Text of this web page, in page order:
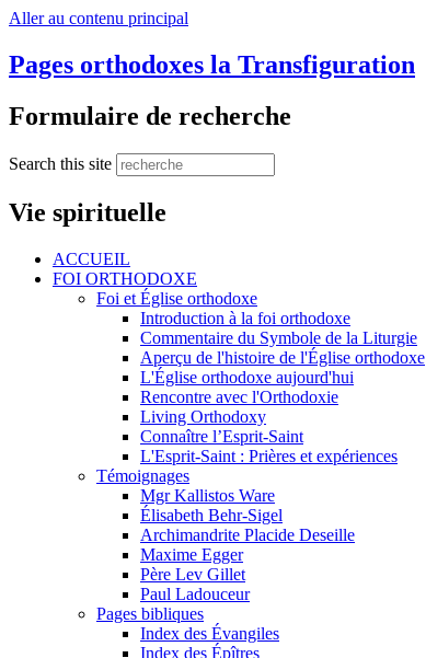
Aller au contenu principal
Pages orthodoxes la Transfiguration
Formulaire de recherche
Search this site
Vie spirituelle
ACCUEIL
FOI ORTHODOXE
Foi et Église orthodoxe
Introduction à la foi orthodoxe
Commentaire du Symbole de la Liturgie
Aperçu de l'histoire de l'Église orthodoxe
L'Église orthodoxe aujourd'hui
Rencontre avec l'Orthodoxie
Living Orthodoxy
Connaître l’Esprit-Saint
L'Esprit-Saint : Prières et expériences
Témoignages
Mgr Kallistos Ware
Élisabeth Behr-Sigel
Archimandrite Placide Deseille
Maxime Egger
Père Lev Gillet
Paul Ladouceur
Pages bibliques
Index des Évangiles
Index des Épîtres